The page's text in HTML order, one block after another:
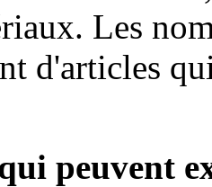
Les
d'articles
peuvent